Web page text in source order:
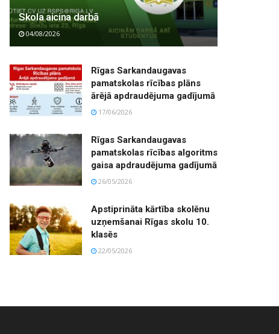
Skola aicina darbā
04/08/2026
Rīgas Sarkandaugavas
pamatskolas rīcības plāns
ārējā apdraudējuma gadījumā
17/06/2026
Rīgas Sarkandaugavas
pamatskolas rīcības algoritms
gaisa apdraudējuma gadījumā
26/05/2026
Apstiprināta kārtība skolēnu
uzņemšanai Rīgas skolu 10.
klasēs
22/05/2026